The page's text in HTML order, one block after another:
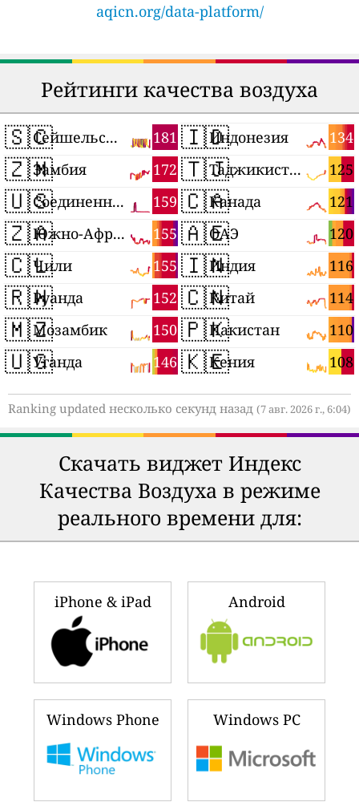
aqicn.org/data-platform/
Рейтинги качества воздуха
🇸🇨 181
Сейшельские Острова
🇿🇲 172
Замбия
🇺🇸 159
Соединенные Штаты
🇿🇦 155
Южно-Африканская Республика
🇨🇱 155
Чили
🇷🇼 152
Руанда
🇲🇿 150
Мозамбик
🇺🇬 146
Уганда
🇮🇩 134
Индонезия
🇹🇯 125
Таджикистан
🇨🇦 121
Канада
🇦🇪 120
ОАЭ
🇮🇳 116
Индия
🇨🇳 114
Китай
🇵🇰 110
Пакистан
🇰🇪 108
Кения
Ranking updated несколько секунд назад (7 авг. 2026 г., 6:04)
Скачать виджет Индекс
Качества Воздуха в режиме
реального времени для:
iPhone & iPad Android
Windows Phone Windows PC